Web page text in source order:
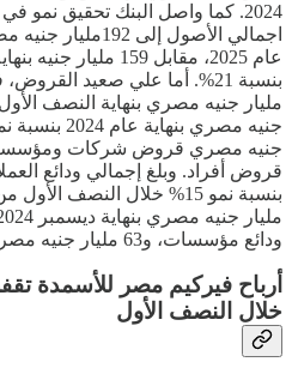
2024. كما واصل البنك تحقيق نمو
اجمالي الأصول إلى
ودائع مؤسسات، و63 مليار جنيه مصري ودائع أفراد.
خلال النصف الأول